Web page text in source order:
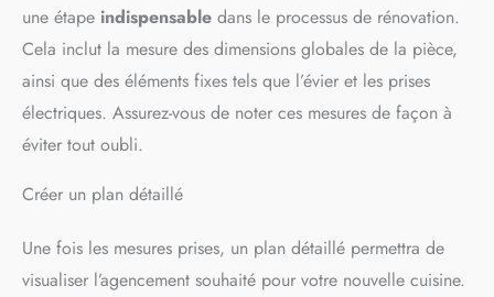
une étape indispensable dans le processus de rénovation.
Cela inclut la mesure des dimensions globales de la pièce,
ainsi que des éléments fixes tels que l’évier et les prises
électriques. Assurez-vous de noter ces mesures de façon à
éviter tout oubli.
Créer un plan détaillé
Une fois les mesures prises, un plan détaillé permettra de
visualiser l’agencement souhaité pour votre nouvelle cuisine.